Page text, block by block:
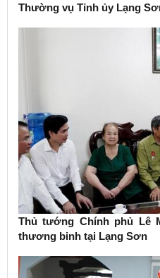
Thường vụ Tỉnh ủy Lạng
Thủ tướng Chính phủ Lê
thương binh tại Lạng Sơn